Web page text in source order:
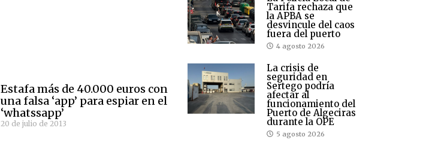
Estafa más de 40.000 euros con
una falsa ‘app’ para espiar en el
‘whatssapp’
20 de julio de 2013
Tarifa rechaza que
la APBA se
desvincule del caos
fuera del puerto
4 agosto 2026
La crisis de
seguridad en
Sertego podría
afectar al
funcionamiento del
Puerto de Algeciras
durante la OPE
5 agosto 2026